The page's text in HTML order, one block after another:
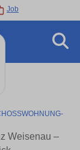
Job
Weisenau –